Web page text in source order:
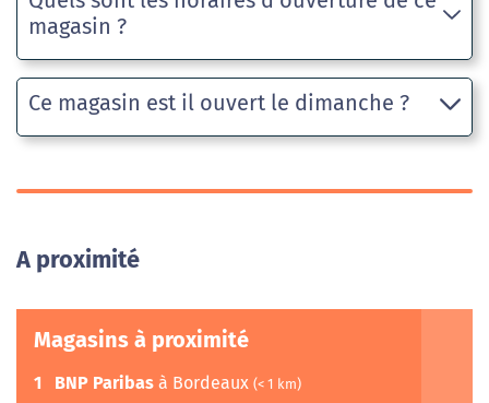
magasin ?
Ce magasin est il ouvert le dimanche ?
A proximité
Magasins à proximité
1 BNP Paribas à Bordeaux (< 1 km)